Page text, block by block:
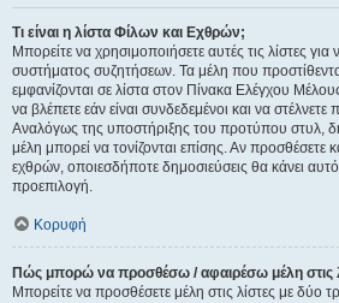
Τι είναι η λίστα Φίλων και Εχθρών;
Μπορείτε να χρησιμοποιήσετε αυτές τις λίστες
συστήματος συζητήσεων. Τα μέλη που
εμφανίζονται σε λίστα στον Πίνακα Ελέγχου
να βλέπετε εάν είναι συνδεδεμένοι και να
Αναλόγως της υποστήριξης του προτύπου στυλ,
μέλη μπορεί να τονίζονται επίσης. Αν προσθέσετε
εχθρών, οποιεσδήποτε δημοσιεύσεις θα κάνει
προεπιλογή.
Κορυφή
Πώς μπορώ να προσθέσω / αφαιρέσω μέλη στις
Μπορείτε να προσθέσετε μέλη στις λίστες με δύο